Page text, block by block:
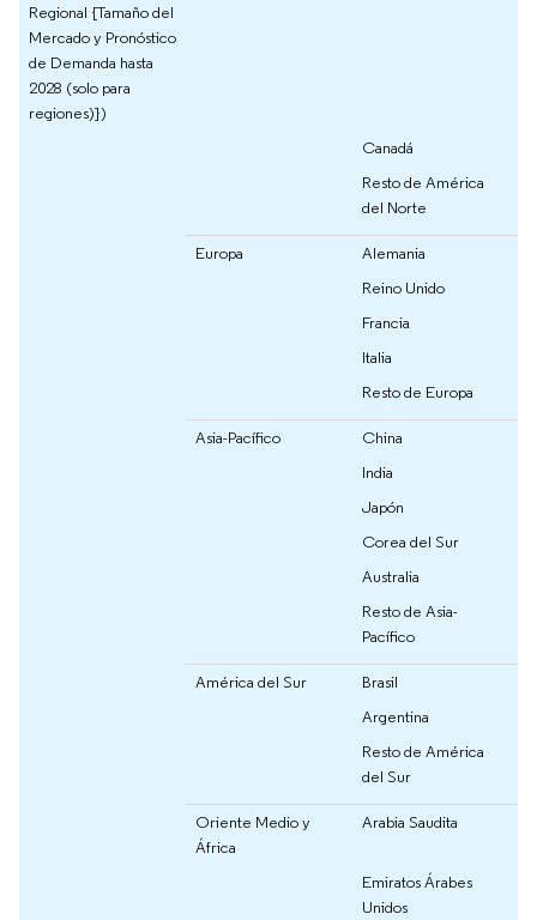
Regional {Tamaño del
Mercado y Pronóstico
de Demanda hasta
2028 (solo para
regiones)})
Canadá
Resto de América
del Norte
Europa
Alemania
Reino Unido
Francia
Italia
Resto de Europa
Asia-Pacífico
China
India
Japón
Corea del Sur
Australia
Resto de Asia-
Pacífico
América del Sur
Brasil
Argentina
Resto de América
del Sur
Oriente Medio y
África
Arabia Saudita
Emiratos Árabes
Unidos